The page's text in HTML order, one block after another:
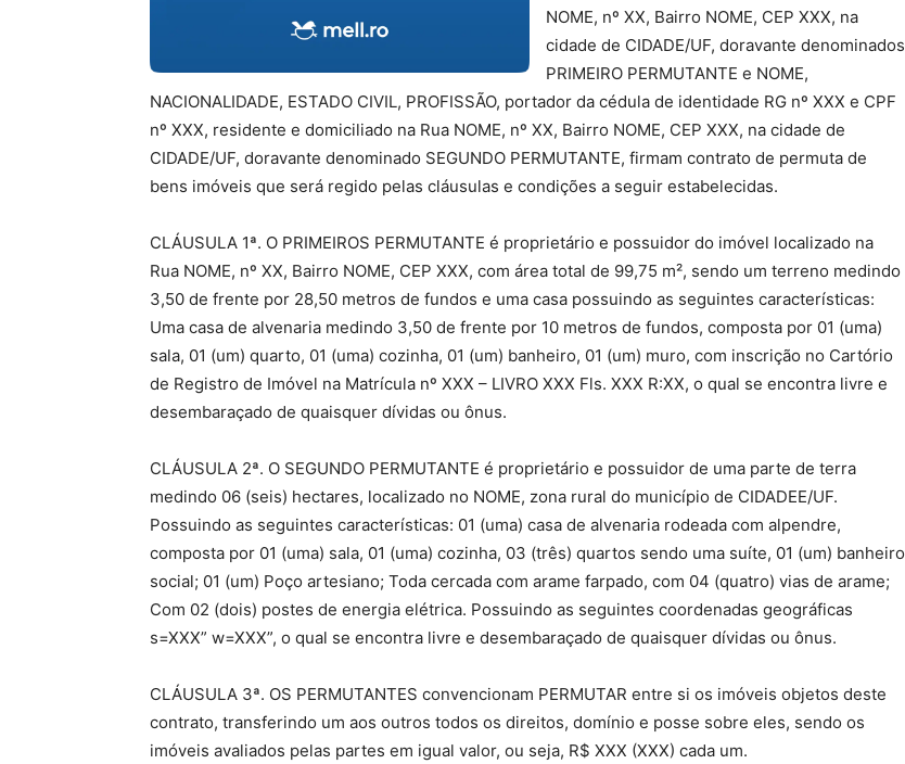
NOME, nº XX, Bairro NOME, CEP XXX, na
cidade de CIDADE/UF, doravante denominados
PRIMEIRO PERMUTANTE e NOME,
NACIONALIDADE, ESTADO CIVIL, PROFISSÃO, portador da cédula de identidade RG nº XXX e CPF
nº XXX, residente e domiciliado na Rua NOME, nº XX, Bairro NOME, CEP XXX, na cidade de
CIDADE/UF, doravante denominado SEGUNDO PERMUTANTE, firmam contrato de permuta de
bens imóveis que será regido pelas cláusulas e condições a seguir estabelecidas.
CLÁUSULA 1ª. O PRIMEIROS PERMUTANTE é proprietário e possuidor do imóvel localizado na
Rua NOME, nº XX, Bairro NOME, CEP XXX, com área total de 99,75 m², sendo um terreno medindo
3,50 de frente por 28,50 metros de fundos e uma casa possuindo as seguintes características:
Uma casa de alvenaria medindo 3,50 de frente por 10 metros de fundos, composta por 01 (uma)
sala, 01 (um) quarto, 01 (uma) cozinha, 01 (um) banheiro, 01 (um) muro, com inscrição no Cartório
de Registro de Imóvel na Matrícula nº XXX – LIVRO XXX Fls. XXX R:XX, o qual se encontra livre e
desembaraçado de quaisquer dívidas ou ônus.
CLÁUSULA 2ª. O SEGUNDO PERMUTANTE é proprietário e possuidor de uma parte de terra
medindo 06 (seis) hectares, localizado no NOME, zona rural do município de CIDADEE/UF.
Possuindo as seguintes características: 01 (uma) casa de alvenaria rodeada com alpendre,
composta por 01 (uma) sala, 01 (uma) cozinha, 03 (três) quartos sendo uma suíte, 01 (um) banheiro
social; 01 (um) Poço artesiano; Toda cercada com arame farpado, com 04 (quatro) vias de arame;
Com 02 (dois) postes de energia elétrica. Possuindo as seguintes coordenadas geográficas
s=XXX” w=XXX”, o qual se encontra livre e desembaraçado de quaisquer dívidas ou ônus.
CLÁUSULA 3ª. OS PERMUTANTES convencionam PERMUTAR entre si os imóveis objetos deste
contrato, transferindo um aos outros todos os direitos, domínio e posse sobre eles, sendo os
imóveis avaliados pelas partes em igual valor, ou seja, R$ XXX (XXX) cada um.